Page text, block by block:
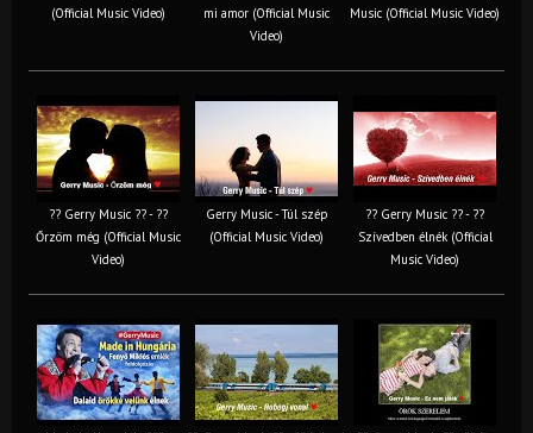
(Official Music Video)
mi amor (Official Music
Video)
Music (Official Music Video)
?? Gerry Music ?? - ??
Őrzöm még (Official Music
Video)
Gerry Music - Túl szép
(Official Music Video)
?? Gerry Music ?? - ??
Szívedben élnék (Official
Music Video)